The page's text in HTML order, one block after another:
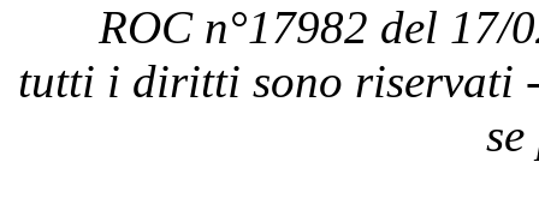
ROC n°17982 del 17/
tutti i diritti sono riservati